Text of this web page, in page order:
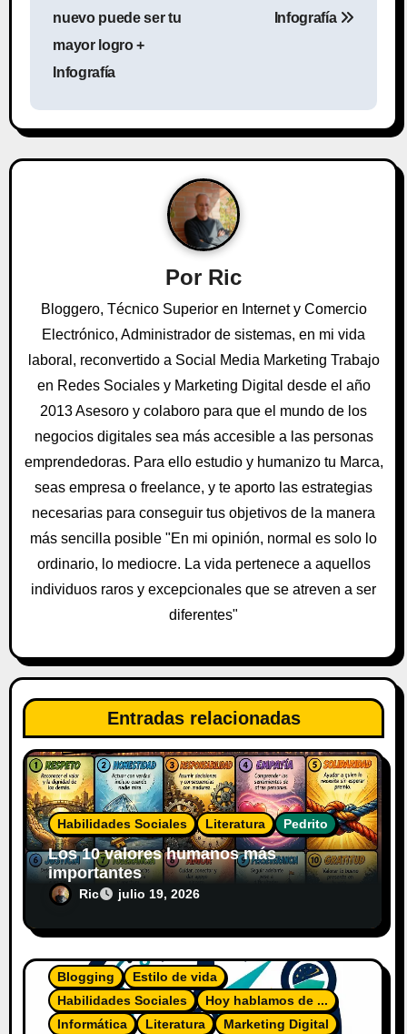
a
c
d
e
e
n
t
r
a
d
s
nuevo puede ser tu
mayor logro +
Infografía
Infografía
Por Ric
Bloggero, Técnico Superior en Internet y Comercio
Electrónico, Administrador de sistemas, en mi vida
laboral, reconvertido a Social Media Marketing Trabajo
en Redes Sociales y Marketing Digital desde el año
2013 Asesoro y colaboro para que el mundo de los
negocios digitales sea más accesible a las personas
emprendedoras. Para ello estudio y humanizo tu Marca,
seas empresa o freelance, y te aporto las estrategias
necesarias para conseguir tus objetivos de la manera
más sencilla posible "En mi opinión, normal es solo lo
ordinario, lo mediocre. La vida pertenece a aquellos
individuos raros y excepcionales que se atreven a ser
diferentes"
Entradas relacionadas
Habilidades Sociales Literatura Pedrito
Los 10 valores humanos más
importantes
Ric julio 19, 2026
Blogging
Estilo de vida
Habilidades Sociales
Hoy hablamos de ...
Informática
Literatura
Marketing Digital